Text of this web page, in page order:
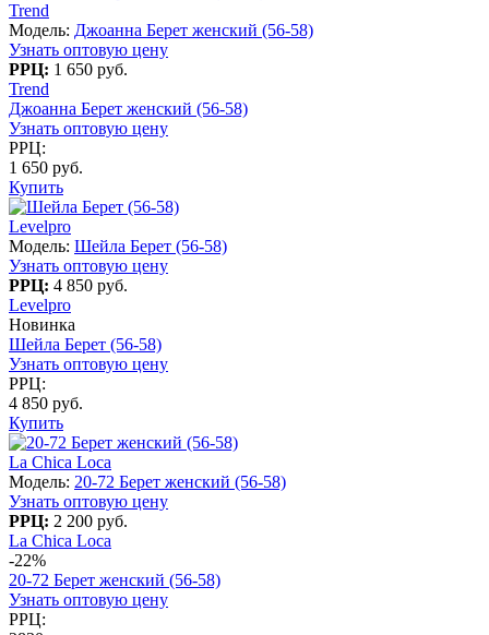
Trend
Модель: Джоанна Берет женский (56-58)
Узнать оптовую цену
РРЦ: 1 650 руб.
Trend
Джоанна Берет женский (56-58)
Узнать оптовую цену
РРЦ:
1 650 руб.
Купить
Levelpro
Модель: Шейла Берет (56-58)
Узнать оптовую цену
РРЦ: 4 850 руб.
Levelpro
Новинка
Шейла Берет (56-58)
Узнать оптовую цену
РРЦ:
4 850 руб.
Купить
La Chica Loca
Модель: 20-72 Берет женский (56-58)
Узнать оптовую цену
РРЦ: 2 200 руб.
La Chica Loca
-22%
20-72 Берет женский (56-58)
Узнать оптовую цену
РРЦ: